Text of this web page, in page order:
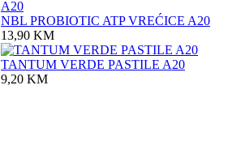
NBL PROBIOTIC ATP VREĆICE A20
13,90 KM
TANTUM VERDE PASTILE A20
9,20 KM